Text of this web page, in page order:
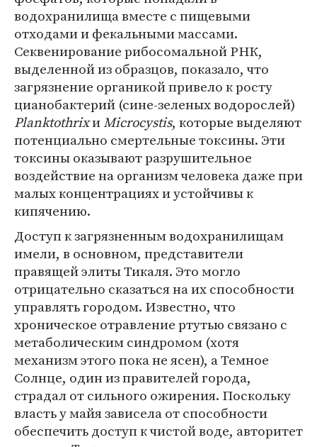
водохранилища вместе с пищевыми
отходами и фекальными массами.
Секвенирование рибосомальной РНК,
выделенной из образцов, показало, что
загрязнение органикой привело к росту
цианобактерий (сине-зеленых водорослей)
PlanktothrixиMicrocystis, которые выделяют
потенциально смертельные токсины. Эти
токсины оказывают разрушительное
воздействие на организм человека даже при
малых концентрациях и устойчивы к
кипячению.
Доступ к загрязненным водохранилищам
имели, в основном, представители
правящей элиты Тикаля. Это могло
отрицательно сказаться на их способности
управлять городом. Известно, что
хроническое отравление ртутью связано с
метаболическим синдромом (хотя
механизм этого пока не ясен), а Темное
Солнце, один из правителей города,
страдал от сильного ожирения. Поскольку
власть у майя зависела от способности
обеспечить доступ к чистой воде, авторитет